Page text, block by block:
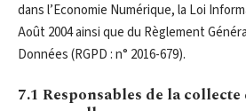
dans l’Economie Numérique, la Loi
Août 2004 ainsi que du Règlement
Données (RGPD : n° 2016-679).
7.1 Responsables de la collecte